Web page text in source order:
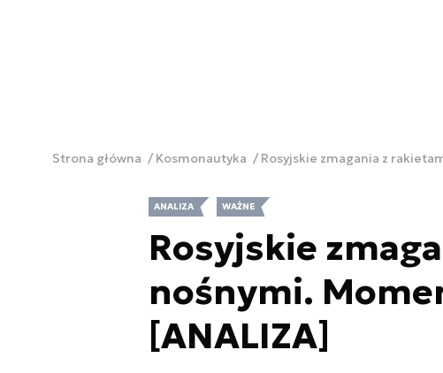
Strona główna Kosmonautyka Rosyjskie zmagania z
ANALIZA WAŻNE
Rosyjskie
nośnymi.
[ANALIZA]